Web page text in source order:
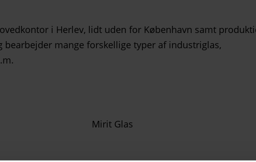
i Herlev, lidt uden for København samt
mange forskellige typer af industriglas,